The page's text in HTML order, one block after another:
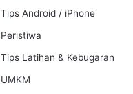
Tips Android / iPhone
Peristiwa
Tips Latihan & Kebugaran
UMKM